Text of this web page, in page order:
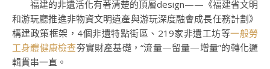
福建的非遺活化有著清楚的頂層design——《福建省文明
和游玩廳推進非物資文明遺產與游玩深度融會成長任務計劃》
構建政策框架，4個非遺特點街區、219家非遺工坊等一般勞
工身體健康檢查夯實財產基礎，“流量—留量—增量”的轉化邏
輯貫串一直。